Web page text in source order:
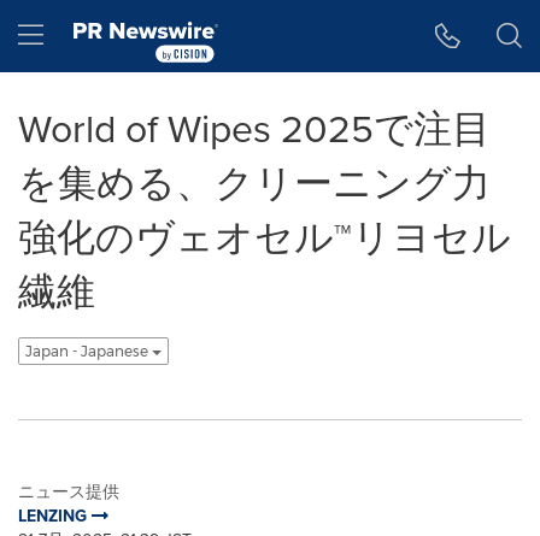
Hamburger menu
World of Wipes 2025で注目
を集める、クリーニング力
強化のヴェオセル™リヨセル
繊維
Japan - Japanese
ニュース提供
LENZING